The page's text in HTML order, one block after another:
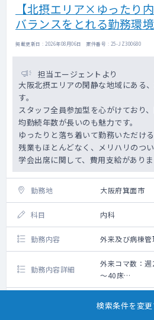
【北摂エリア×ゆったり
バランスをとれる勤務環境
掲載更新日 : 2026年08月06日 案件番号 : 25-JZ300680
担当エージェントより
大阪北摂エリアの閑静な地域にある
す。
スタッフ全員参加型を心がけており
均勤続年数が長いのも魅力です。
ゆったりと落ち着いて勤務いただける
残業もほとんどなく、メリハリのつい
学会出席に関して、費用支給がありま
勤務地 大阪府箕面市
科目 内科
勤務内容 外来及び病棟管
勤務内容詳細
外来コマ数：
～40床
・外来：週2コ
・早番・遅番は
合。年次や経験
検索条件を変更